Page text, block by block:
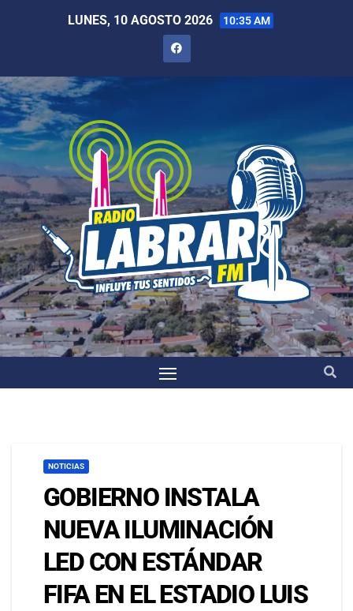
LUNES, 10 AGOSTO 2026 10:35 AM
NOTICIAS
GOBIERNO INSTALA
NUEVA ILUMINACIÓN
LED CON ESTÁNDAR
FIFA EN EL ESTADIO LUIS